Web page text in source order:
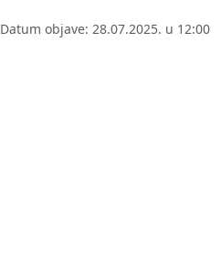
Datum objave: 28.07.2025. u 12:00